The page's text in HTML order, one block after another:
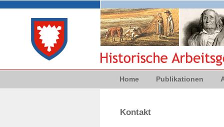
Home Publikationen
Kontakt